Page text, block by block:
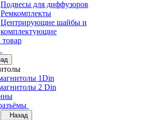
Подвесы для диффузоров
Ремкомплекты
Центрирующие шайбы и
комплектующие
1Din
2 Din
Назад